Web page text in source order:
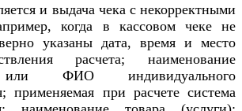
и выдача чека с некорректными
когда в кассовом чеке не
указаны дата, время и место
расчета; наименование
или ФИО индивидуального
применяемая при расчете система